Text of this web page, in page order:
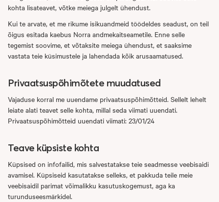
kohta lisateavet, võtke meiega julgelt ühendust.
Kui te arvate, et me rikume isikuandmeid töödeldes seadust, on teil
õigus esitada kaebus Norra andmekaitseametile. Enne selle
tegemist soovime, et võtaksite meiega ühendust, et saaksime
vastata teie küsimustele ja lahendada kõik arusaamatused.
Privaatsuspõhimõtete muudatused
Vajaduse korral me uuendame privaatsuspõhimõtteid. Sellelt lehelt
leiate alati teavet selle kohta, millal seda viimati uuendati.
Privaatsuspõhimõtteid uuendati viimati: 23/01/24
Teave küpsiste kohta
Küpsised on infofailid, mis salvestatakse teie seadmesse veebisaidi
avamisel. Küpsiseid kasutatakse selleks, et pakkuda teile meie
veebisaidil parimat võimalikku kasutuskogemust, aga ka
turunduseesmärkidel.